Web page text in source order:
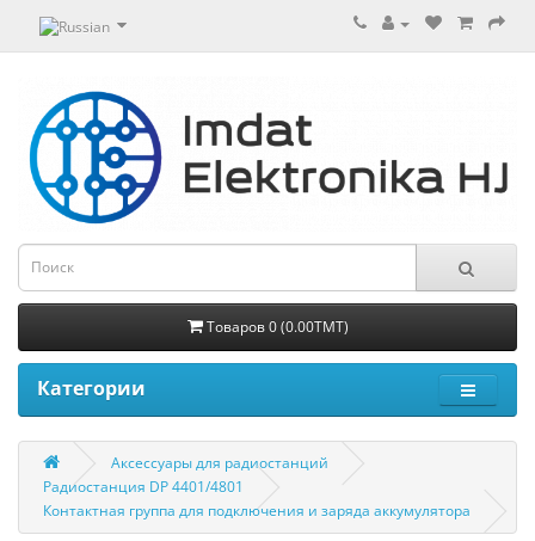
Товаров 0 (0.00TMT)
Категории
Aксессуары для радиостанций
Радиостанция DP 4401/4801
Контактная группа для подключения и заряда аккумулятора